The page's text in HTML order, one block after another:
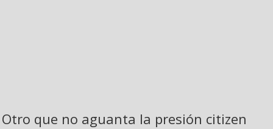
Otro que no aguanta la presión citizen